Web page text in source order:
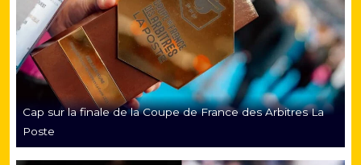
Cap sur la finale de la Coupe de France des Arbitres La
Poste